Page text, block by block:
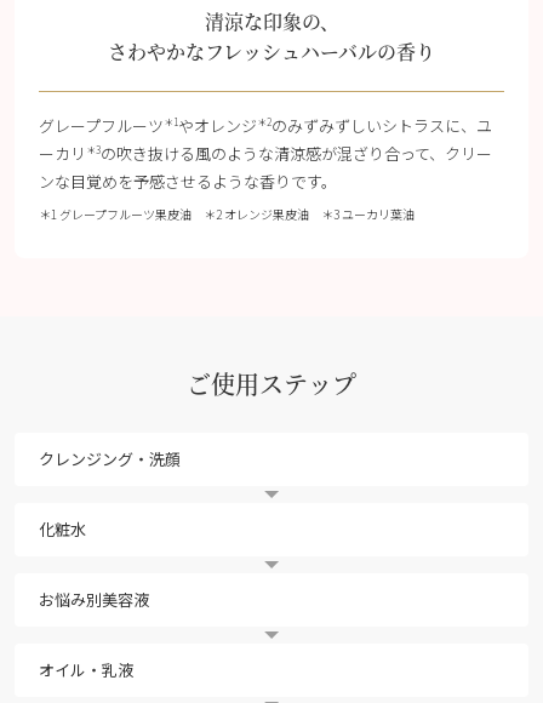
清涼な印象の、
さわやかなフレッシュハーバルの香り
グレープフルーツ＊1やオレンジ＊2のみずみずしいシトラスに、ユ
ーカリ ＊3の吹き抜ける風のような清涼感が混ざり合って、クリー
ンな目覚めを予感させるような香りです。
＊1 グレープフルーツ果皮油 ＊2 オレンジ果皮油 ＊3 ユーカリ葉油
ご使用ステップ
クレンジング・洗顔
化粧水
お悩み別美容液
オイル・乳液